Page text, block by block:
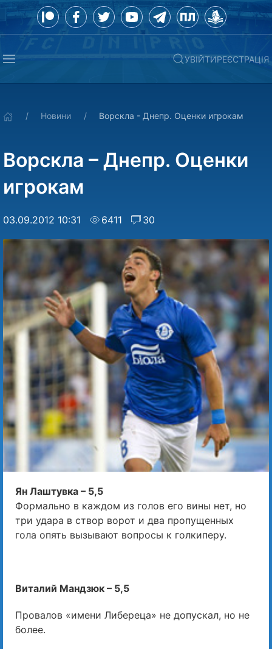
УВІЙТИРЕЄСТРАЦІЯ
Новини Ворскла - Днепр. Оценки игрокам
Ворскла – Днепр. Оценки
игрокам
03.09.2012 10:31 6411 30
Ян Лаштувка – 5,5
Формально в каждом из голов его вины нет, но
три удара в створ ворот и два пропущенных
гола опять вызывают вопросы к голкиперу.
Виталий Мандзюк – 5,5
Провалов «имени Либереца» не допускал, но не
более.